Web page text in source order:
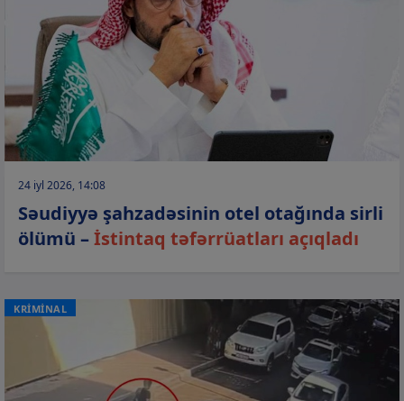
24 iyl 2026, 14:08
Səudiyyə şahzadəsinin otel otağında sirli
ölümü –İstintaq təfərrüatları açıqladı
KRİMİNAL